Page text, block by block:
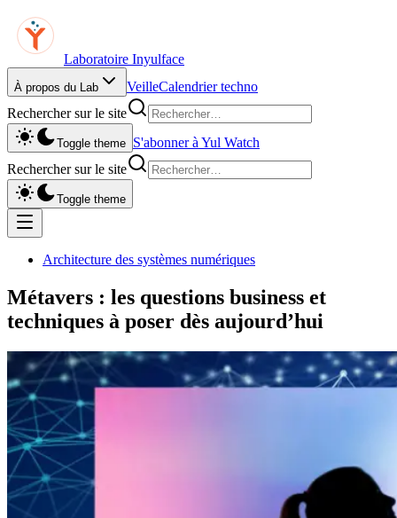
Laboratoire Inyulface
À propos du Lab VeilleCalendrier techno
Rechercher sur le site
Toggle theme S'abonner à Yul Watch
Rechercher sur le site
Toggle theme
Architecture des systèmes numériques
Métavers : les questions business et
techniques à poser dès aujourd’hui